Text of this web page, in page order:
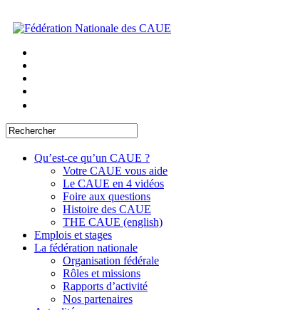
Qu’est-ce qu’un CAUE ?
Votre CAUE vous aide
Le CAUE en 4 vidéos
Foire aux questions
Histoire des CAUE
THE CAUE (english)
Emplois et stages
La fédération nationale
Organisation fédérale
Rôles et missions
Rapports d’activité
Nos partenaires